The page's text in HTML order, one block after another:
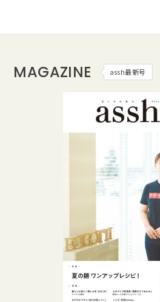
MAGAZINE assh最新号